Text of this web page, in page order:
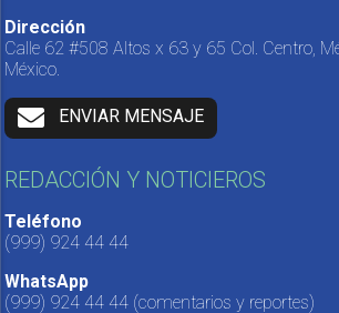
Dirección
Calle 62 #508 Altos x 63 y 65 Col. Centro,
México.
ENVIAR MENSAJE
REDACCIÓN Y NOTICIEROS
Teléfono
(999) 924 44 44
WhatsApp
(999) 924 44 44 (comentarios y reportes)